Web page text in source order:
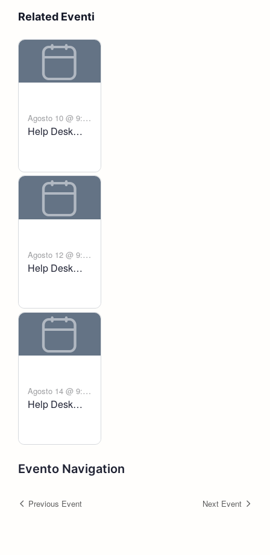
Related Eventi
Agosto 10 @ 9:00
am - 6:00 pm
Help Desk
Agosto 12 @ 9:00
am - 6:00 pm
Help Desk
Agosto 14 @ 9:00
am - 6:00 pm
Help Desk
Evento Navigation
Previous Event Next Event